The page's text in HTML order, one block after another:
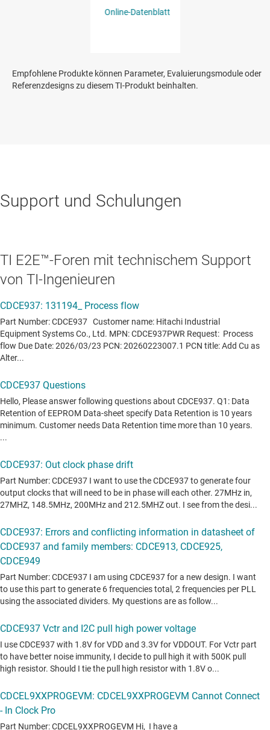
Empfohlene Produkte können Parameter, Evaluierungsmodule oder
Referenzdesigns zu diesem TI-Produkt beinhalten.
Support und Schulungen
TI E2E™-Foren mit technischem Support
von TI-Ingenieuren